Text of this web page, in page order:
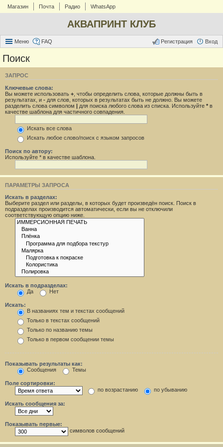
Магазин Почта Радио WhatsApp
АКВАПРИНТ КЛУБ
Меню FAQ Вход
Регистрация
Поиск
ЗАПРОС
Ключевые слова:
Вы можете использовать + , чтобы определить слова, которые должны быть в
результатах, и - для слов, которых в результатах быть не должно. Вы можете
разделить слова символом | для поиска любого слова из списка. Используйте * в
качестве шаблона для частичного совпадения.
Искать все слова
Искать любое слово/поиск с языком запросов
Поиск по автору:
Используйте * в качестве шаблона.
ПАРАМЕТРЫ ЗАПРОСА
Искать в разделах:
Выберите раздел или разделы, в которых будет произведён поиск. Поиск в
подразделах производится автоматически, если вы не отключили
соответствующую опцию ниже.
Искать в подразделах:
Да
Нет
Искать:
В названиях тем и текстах сообщений
Только в текстах сообщений
Только по названию темы
Только в первом сообщении темы
Показывать результаты как:
Сообщения
Темы
Поле сортировки:
по возрастанию
по убыванию
Искать сообщения за:
Показывать первые:
символов сообщений